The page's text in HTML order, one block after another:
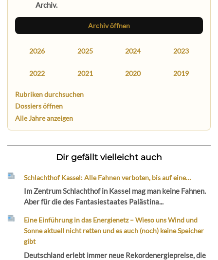
Archiv.
Archiv öffnen
2026 2025 2024 2023
2022 2021 2020 2019
Rubriken durchsuchen
Dossiers öffnen
Alle Jahre anzeigen
Dir gefällt vielleicht auch
Schlachthof Kassel: Alle Fahnen verboten, bis auf eine…
Im Zentrum Schlachthof in Kassel mag man keine Fahnen.
Aber für die des Fantasiestaates Palästina...
Eine Einführung in das Energienetz – Wieso uns Wind und
Sonne aktuell nicht retten und es auch (noch) keine Speicher
gibt
Deutschland erlebt immer neue Rekordenergiepreise, die